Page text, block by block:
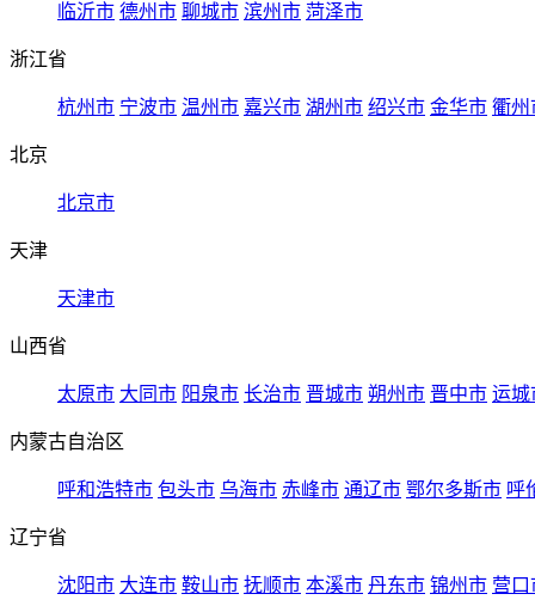
临沂市 德州市 聊城市 滨州市 菏泽市
浙江省
杭州市 宁波市 温州市 嘉兴市 湖州市 绍兴市 金华市 衢州
北京
北京市
天津
天津市
山西省
太原市 大同市 阳泉市 长治市 晋城市 朔州市 晋中市 运城
内蒙古自治区
呼和浩特市 包头市 乌海市 赤峰市 通辽市 鄂尔多斯市 呼
辽宁省
沈阳市 大连市 鞍山市 抚顺市 本溪市 丹东市 锦州市 营口